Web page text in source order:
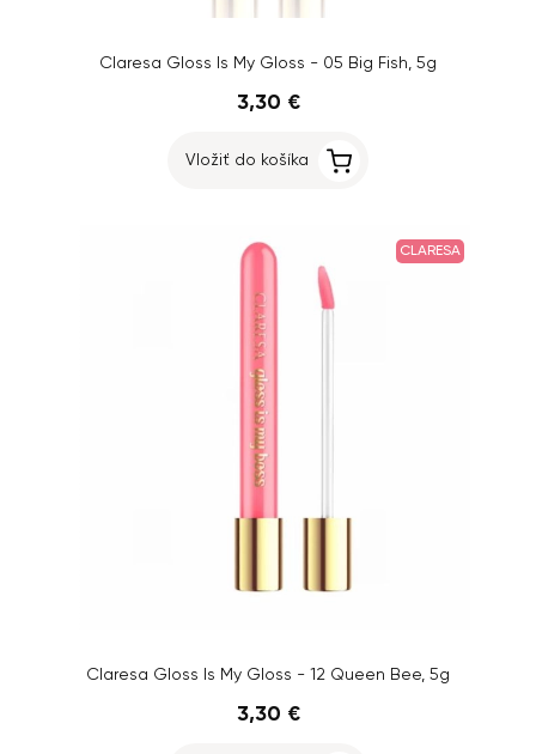
Claresa Gloss Is My Gloss - 05 Big Fish, 5g
3,30 €
Vložiť do košíka
CLARESA
Claresa Gloss Is My Gloss - 12 Queen Bee, 5g
3,30 €